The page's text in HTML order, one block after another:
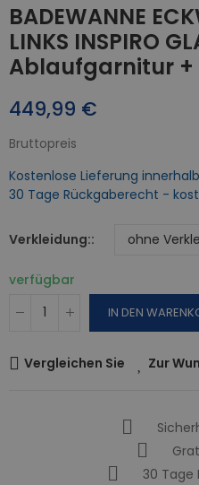
BADEWANNE
LINKS INSPIRO
Ablaufgarnitur +
449,99 €
Bruttopreis
Kostenlose Lieferung
30 Tage Rückgaberecht -
Verkleidung:
verfügbar
IN DEN
Vergleichen Sie Zur
30 Tage